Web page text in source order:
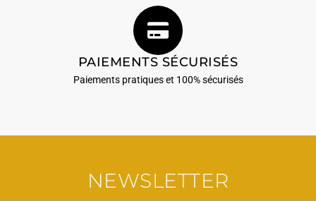
PAIEMENTS SÉCURISÉS
Paiements pratiques et 100% sécurisés
NEWSLETTER